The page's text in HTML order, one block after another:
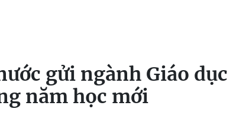
gửi ngành Giáo dục
năm học mới